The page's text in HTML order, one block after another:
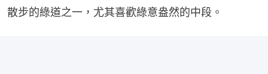
散步的綠道之一，尤其喜歡綠意盎然的中段。